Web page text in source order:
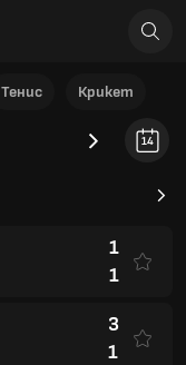
Тенис Крикет
14
1
1
3
1